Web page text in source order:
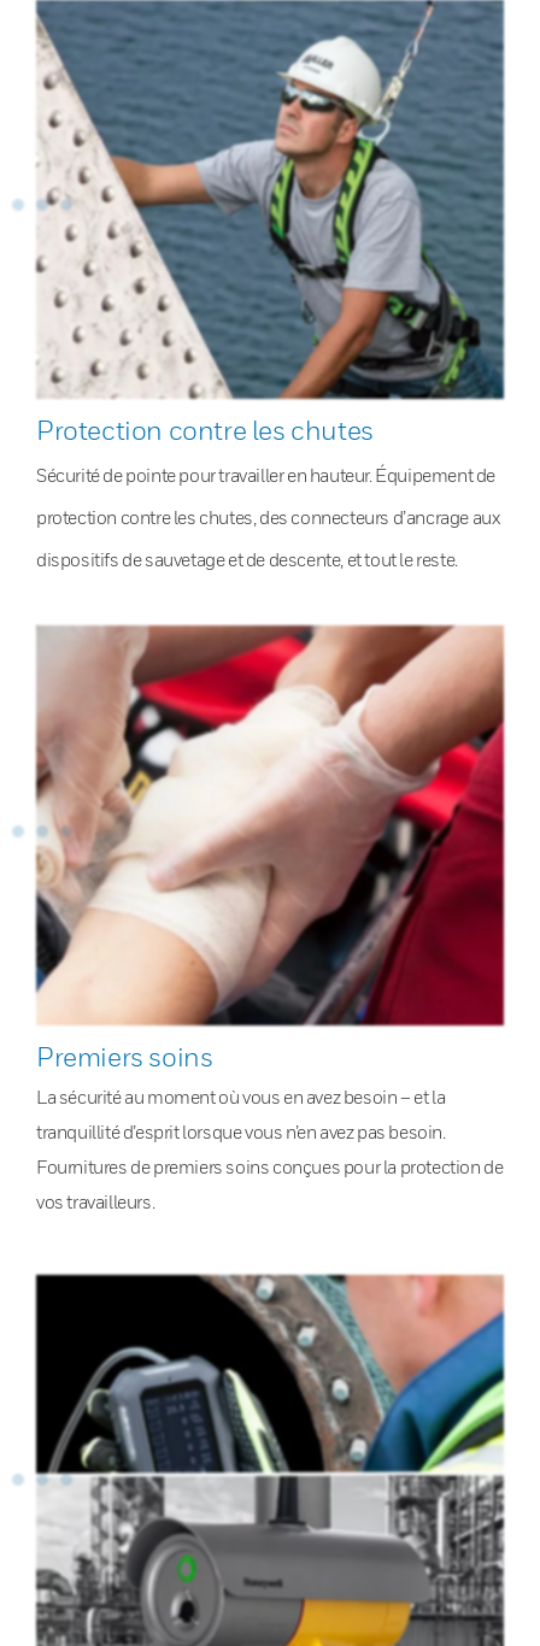
Protection contre les chutes
Sécurité de pointe pour travailler en hauteur. Équipement de
protection contre les chutes, des connecteurs d’ancrage aux
dispositifs de sauvetage et de descente, et tout le reste.
Premiers soins
La sécurité au moment où vous en avez besoin – et la
tranquillité d’esprit lorsque vous n’en avez pas besoin.
Fournitures de premiers soins conçues pour la protection de
vos travailleurs.